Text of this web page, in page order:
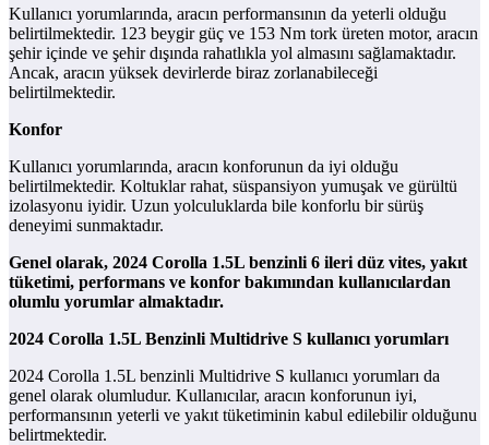
Kullanıcı yorumlarında, aracın performansının da yeterli olduğu
belirtilmektedir. 123 beygir güç ve 153 Nm tork üreten motor, aracın
şehir içinde ve şehir dışında rahatlıkla yol almasını sağlamaktadır.
Ancak, aracın yüksek devirlerde biraz zorlanabileceği
belirtilmektedir.
Konfor
Kullanıcı yorumlarında, aracın konforunun da iyi olduğu
belirtilmektedir. Koltuklar rahat, süspansiyon yumuşak ve gürültü
izolasyonu iyidir. Uzun yolculuklarda bile konforlu bir sürüş
deneyimi sunmaktadır.
Genel olarak, 2024 Corolla 1.5L benzinli 6 ileri düz vites, yakıt
tüketimi, performans ve konfor bakımından kullanıcılardan
olumlu yorumlar almaktadır.
2024 Corolla 1.5L Benzinli Multidrive S kullanıcı yorumları
2024 Corolla 1.5L benzinli Multidrive S kullanıcı yorumları da
genel olarak olumludur. Kullanıcılar, aracın konforunun iyi,
performansının yeterli ve yakıt tüketiminin kabul edilebilir olduğunu
belirtmektedir.